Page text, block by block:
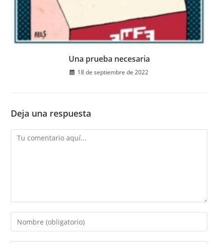
Una prueba necesaria
18 de septiembre de 2022
Deja una respuesta
Comentario
Introduce
tu
nombre